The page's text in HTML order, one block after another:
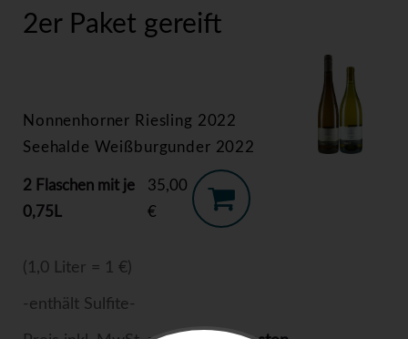
2er Paket gereift
Nonnenhorner Riesling 2022
Seehalde Weißburgunder 2022
2 Flaschen mit je
0,75L
35,00
€
(1,0 Liter = 1 €)
-enthält Sulfite-